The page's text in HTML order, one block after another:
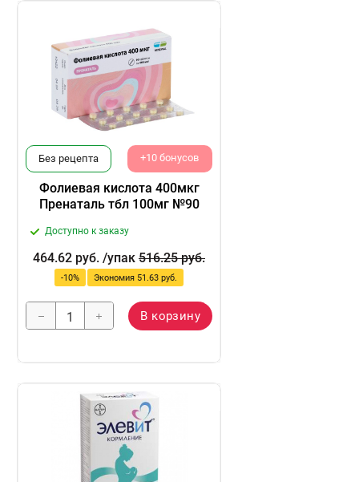
Без рецепта +10 бонусов
Фолиевая кислота 400мкг
Пренаталь тбл 100мг №90
Доступно к заказу
464.62 руб. /упак 516.25руб.
-10% Экономия 51.63 руб.
В корзину